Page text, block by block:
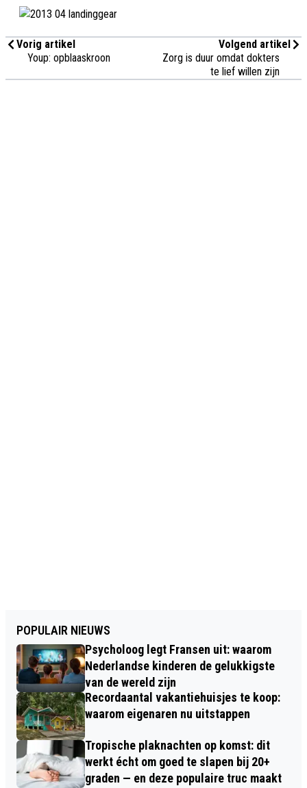
Vorig artikel
Youp: opblaaskroon
Volgend artikel
Zorg is duur omdat dokters
te lief willen zijn
POPULAIR NIEUWS
Psycholoog legt Fransen uit: waarom
Nederlandse kinderen de gelukkigste
van de wereld zijn
Recordaantal vakantiehuisjes te koop:
waarom eigenaren nu uitstappen
Tropische plaknachten op komst: dit
werkt écht om goed te slapen bij 20+
graden — en deze populaire truc maakt